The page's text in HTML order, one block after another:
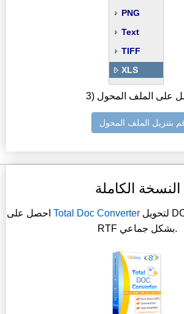
PNG
Text
TIFF
XLS
على الملف المحول
بتنزيل الملف المحول
النسخة الكاملة
Total Doc Converterلتحويل DOC و DOCX و TXT و
RTF بشكل جماعي.